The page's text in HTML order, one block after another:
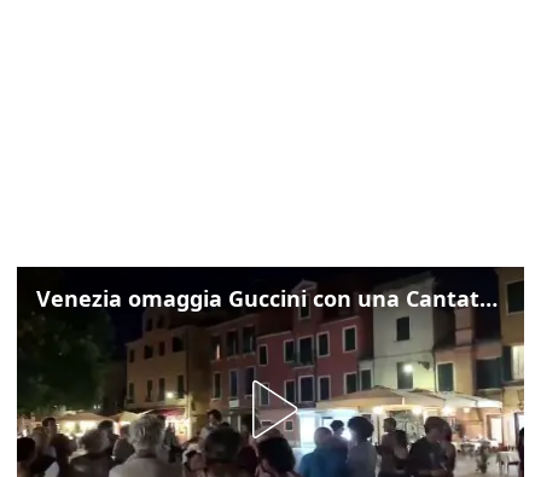
Venezia omaggia Guccini con una Cantata Anarchica in campo Santa Margherita